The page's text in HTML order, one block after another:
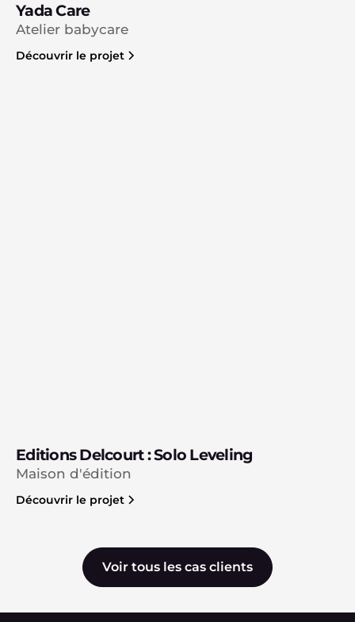
Yada Care
Atelier babycare
Découvrir le projet
Editions Delcourt : Solo Leveling
Maison d'édition
Découvrir le projet
Voir tous les cas clients